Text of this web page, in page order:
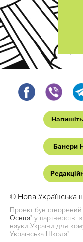
Банери
© Нова Українська
Проект був створений
Освіта" у партнерстві
науки України для
Українська Школа"